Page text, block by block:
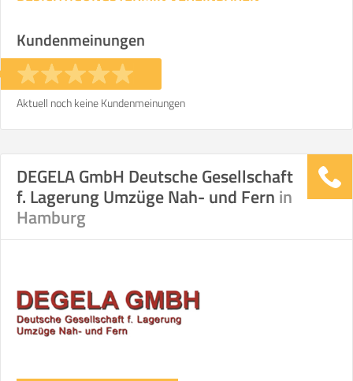
Kundenmeinungen
Aktuell noch keine Kundenmeinungen
DEGELA GmbH Deutsche Gesellschaft
f. Lagerung Umzüge Nah- und Fern in
Hamburg